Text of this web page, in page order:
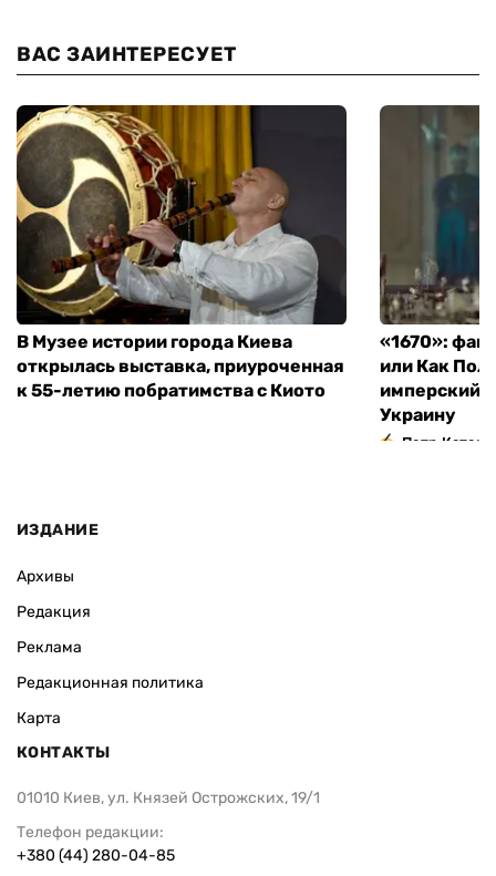
ВАС ЗАИНТЕРЕСУЕТ
В Музее истории города Киева
открылась выставка, приуроченная
к 55-летию побратимства с Киото
«1670»:
или Как
имперский
Украину
Петр
ИЗДАНИЕ
Архивы
Редакция
Реклама
Редакционная политика
Карта
КОНТАКТЫ
01010 Киев, ул. Князей Острожских, 19/1
Телефон редакции:
+380 (44) 280-04-85